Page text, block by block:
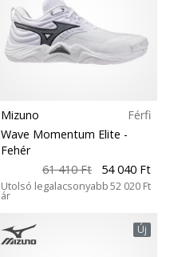
Mizuno
Férfi
Wave Momentum Elite -
Fehér
61 410 Ft
54 040 Ft
Utolsó legalacsonyabb
ár
52 020 Ft
Új